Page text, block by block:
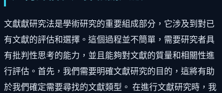
文獻獻研究法是學術研究的重要組成部分，它涉及到對已
有文獻的評估和選擇。這個過程並不簡單，需要研究者具
有批判性思考的能力，並且能夠對文獻的質量和相關性進
行評估。首先，我們需要明確文獻研究的目的，這將有助
於我們確定需要尋找的文獻類型。 在進行文獻研究時，我